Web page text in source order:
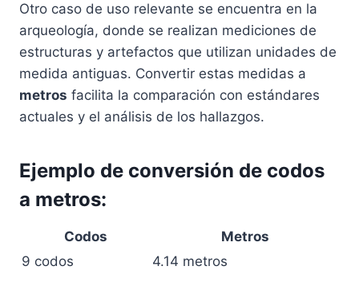
Otro caso de uso relevante se encuentra en la
arqueología, donde se realizan mediciones de
estructuras y artefactos que utilizan unidades de
medida antiguas. Convertir estas medidas a
metros facilita la comparación con estándares
actuales y el análisis de los hallazgos.
Ejemplo de conversión de codos
a metros:
Codos
Metros
9 codos
4.14 metros